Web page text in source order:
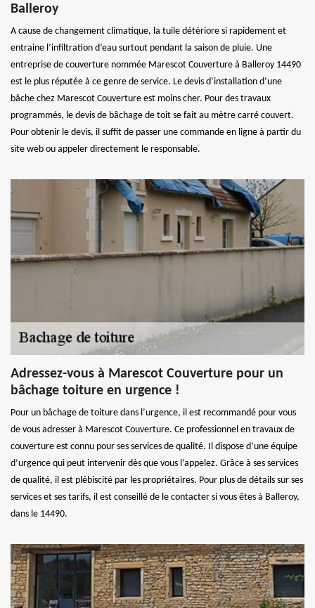
Balleroy
A cause de changement climatique, la tuile détériore si rapidement et
entraine l’infiltration d’eau surtout pendant la saison de pluie. Une
entreprise de couverture nommée Marescot Couverture à Balleroy 14490
est le plus réputée à ce genre de service. Le devis d’installation d’une
bâche chez Marescot Couverture est moins cher. Pour des travaux
programmés, le devis de bâchage de toit se fait au mètre carré couvert.
Pour obtenir le devis, il suffit de passer une commande en ligne à partir du
site web ou appeler directement le responsable.
Adressez-vous à Marescot Couverture pour un
bâchage toiture en urgence !
Pour un bâchage de toiture dans l’urgence, il est recommandé pour vous
de vous adresser à Marescot Couverture. Ce professionnel en travaux de
couverture est connu pour ses services de qualité. Il dispose d’une équipe
d’urgence qui peut intervenir dès que vous l’appelez. Grâce à ses services
de qualité, il est plébiscité par les propriétaires. Pour plus de détails sur ses
services et ses tarifs, il est conseillé de le contacter si vous êtes à Balleroy,
dans le 14490.